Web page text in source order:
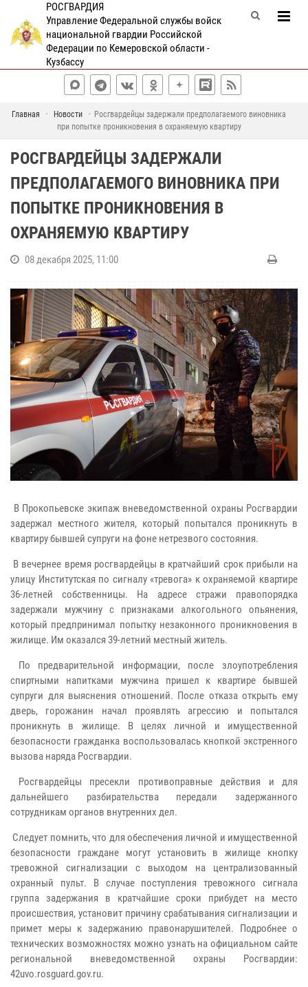
РОСГВАРДИЯ
Управление Федеральной службы войск
национальной гвардии Российской
Федерации по Кемеровской области -
Кузбассу
Главная Новости
Росгвардейцы задержали предполагаемого виновника
при попытке проникновения в охраняемую квартиру
РОСГВАРДЕЙЦЫ ЗАДЕРЖАЛИ
ПРЕДПОЛАГАЕМОГО ВИНОВНИКА ПРИ
ПОПЫТКЕ ПРОНИКНОВЕНИЯ В
ОХРАНЯЕМУЮ КВАРТИРУ
08 декабря 2025, 11:00
В Прокопьевске экипаж вневедомственной охраны Росгвардии
задержал местного жителя, который попытался проникнуть в
квартиру бывшей супруги на фоне нетрезвого состояния.
В вечернее время росгвардейцы в кратчайший срок прибыли на
улицу Институтская по сигналу «тревога» к охраняемой квартире
36-летней собственницы. На адресе стражи правопорядка
задержали мужчину с признаками алкогольного опьянения,
который предпринимал попытку незаконного проникновения в
жилище. Им оказался 39-летний местный житель.
По предварительной информации, после злоупотребления
спиртными напитками мужчина пришел к квартире бывшей
супруги для выяснения отношений. После отказа открыть ему
дверь, горожанин начал проявлять агрессию и попытался
проникнуть в жилище. В целях личной и имущественной
безопасности гражданка воспользовалась кнопкой экстренного
вызова наряда Росгвардии.
Росгвардейцы пресекли противоправные действия и для
дальнейшего разбирательства передали задержанного
сотрудникам органов внутренних дел.
Следует помнить, что для обеспечения личной и имущественной
безопасности граждане могут установить в жилище кнопку
тревожной сигнализации с выходом на централизованный
охранный пульт. В случае поступления тревожного сигнала
группа задержания в кратчайшие сроки прибудет на место
происшествия, установит причину срабатывания сигнализации и
примет меры к задержанию правонарушителей. Подробнее о
технических возможностях можно узнать на официальном сайте
региональной вневедомственной охраны Росгвардии:
42uvo.rosguard.gov.ru.